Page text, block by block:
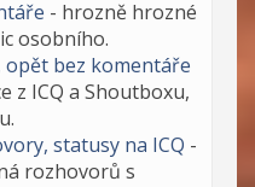
- hrozně hrozné
osobního.
opět bez komentáře
z ICQ a Shoutboxu,
statusy na ICQ -
rozhovorů s